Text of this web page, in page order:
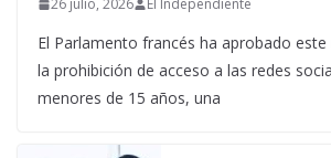
26 julio, 2026 El Independiente
El Parlamento francés ha aprobado
la prohibición de acceso a las redes
menores de 15 años, una